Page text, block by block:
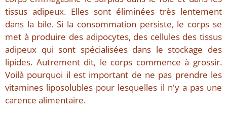
tissus adipeux. Elles sont éliminées très lentement
dans la bile. Si la consommation persiste, le corps se
met à produire des adipocytes, des cellules des tissus
adipeux qui sont spécialisées dans le stockage des
lipides. Autrement dit, le corps commence à grossir.
Voilà pourquoi il est important de ne pas prendre les
vitamines liposolubles pour lesquelles il n'y a pas une
carence alimentaire.